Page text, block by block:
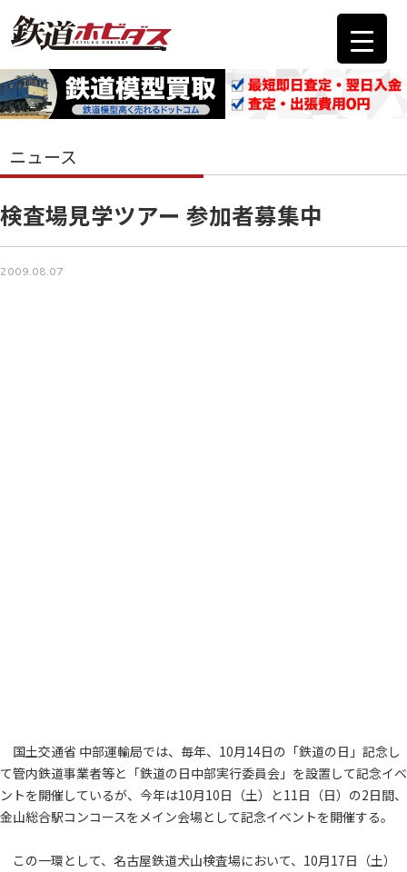
ニュース
検査場見学ツアー 参加者募集中
2009.08.07
国土交通省 中部運輸局では、毎年、10月14日の「鉄道の日」記念し
て管内鉄道事業者等と「鉄道の日中部実行委員会」を設置して記念イベ
ントを開催しているが、今年は10月10日（土）と11日（日）の2日間、
金山総合駅コンコースをメイン会場として記念イベントを開催する。
この一環として、名古屋鉄道犬山検査場において、10月17日（土）